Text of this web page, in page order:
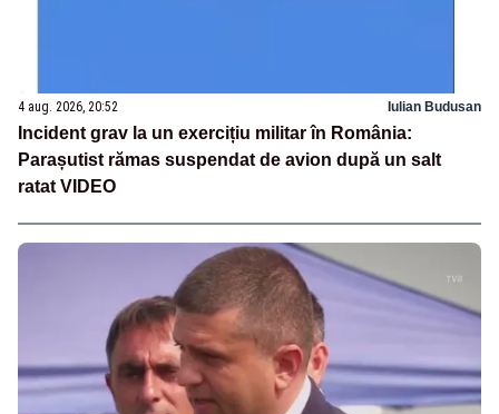
4 aug. 2026, 20:52 Iulian Budusan
Incident grav la un exercițiu militar în România:
Parașutist rămas suspendat de avion după un salt
ratat VIDEO